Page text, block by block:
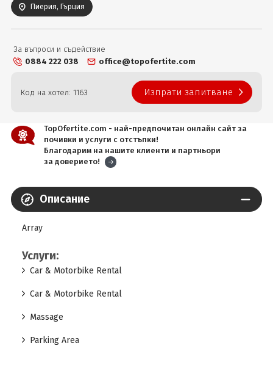
Пиерия, Гърция
За въпроси и съдействие
0884 222 038
office@topofertite.com
Код на хотел: 1163 Изпрати запитване
TopOfertite.com - най-предпочитан онлайн сайт за
почивки и услуги с отстъпки!
Благодарим на нашите клиенти и партньори
за доверието!
Описание
Array
Услуги:
Car & Motorbike Rental
Car & Motorbike Rental
Massage
Parking Area